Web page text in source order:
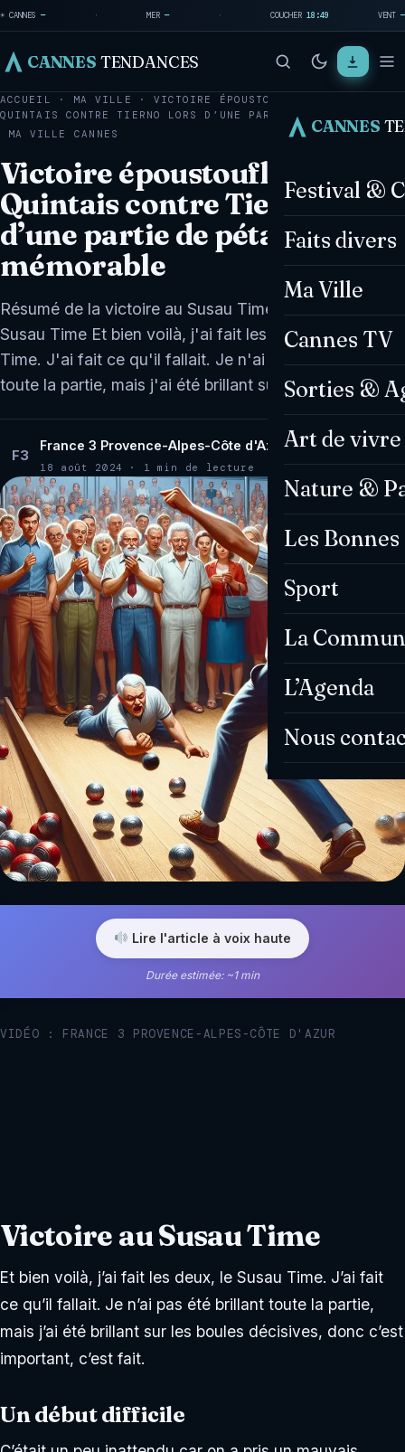
☀ CANNES — · MER— · COUCHER18:49 VENT —
CANNES TENDANCES
CANNES
Festival &
Faits divers
Ma Ville
Cannes TV
Sorties &
Art de vivre
Nature &
Les
Sport
La
L’Agenda
Nous
ACCUEIL · MA VILLE · VICTOIRE ÉPOUSTOUFLANTE DE
QUINTAIS CONTRE TIERNO LORS D’UNE PARTIE DE…
MA VILLE
CANNES
Victoire époustouflante de
Quintais contre Tierno lors
d’une partie de pétanque
mémorable
Résumé de la victoire au Susau Time Victoire au
Susau Time Et bien voilà, j'ai fait les deux, le Susau
Time. J'ai fait ce qu'il fallait. Je n'ai pas été brillant
toute la partie, mais j'ai été brillant sur les…
F3
France 3 Provence-Alpes-Côte d'Azur
18 août 2024 · 1 min de lecture
Lire l'article à voix haute
Durée estimée: ~1 min
VIDÉO : FRANCE 3 PROVENCE-ALPES-CÔTE D'AZUR
Victoire au Susau Time
Et bien voilà, j’ai fait les deux, le Susau Time. J’ai fait
ce qu’il fallait. Je n’ai pas été brillant toute la partie,
mais j’ai été brillant sur les boules décisives, donc c’est
important, c’est fait.
Un début difficile